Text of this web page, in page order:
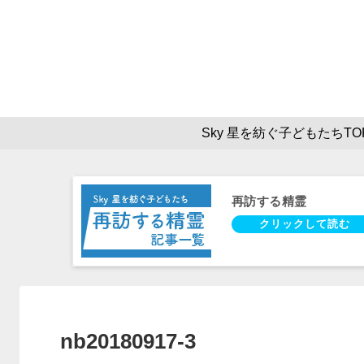
Sky 星を紡ぐ子どもたち
再訪する精霊
nb20180917-3